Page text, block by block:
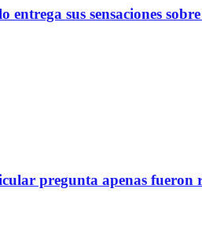
sus sensaciones
pregunta apenas fueron